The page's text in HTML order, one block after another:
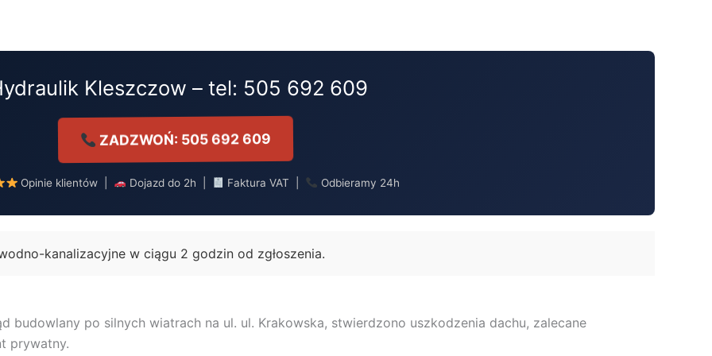
Kleszczow – tel: 505 692 609
ZADZWOŃ: 505 692 609
Opinie klientów | Dojazd do 2h | Faktura VAT | Odbieramy 24h
kanalizacyjne w ciągu 2 godzin od zgłoszenia.
budowlany po silnych wiatrach na ul. ul. Krakowska, stwierdzono uszkodzenia dachu, zalecane
prywatny.